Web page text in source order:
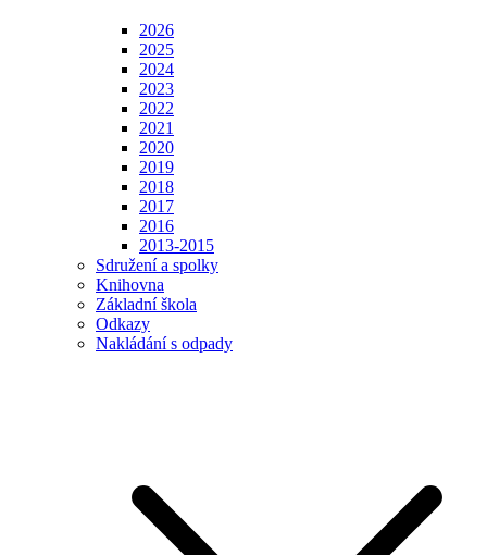
2026
2025
2024
2023
2022
2021
2020
2019
2018
2017
2016
2013-2015
Sdružení a spolky
Knihovna
Základní škola
Odkazy
Nakládání s odpady